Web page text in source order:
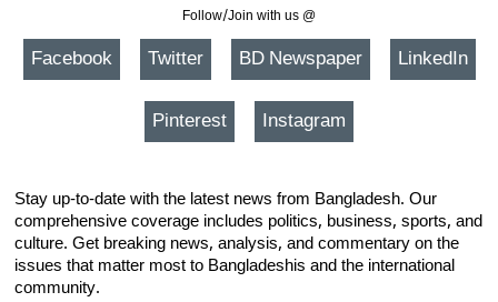
Follow/Join with us @
Facebook Twitter BD Newspaper LinkedIn
Pinterest Instagram
Stay up-to-date with the latest news from Bangladesh. Our
comprehensive coverage includes politics, business, sports, and
culture. Get breaking news, analysis, and commentary on the
issues that matter most to Bangladeshis and the international
community.